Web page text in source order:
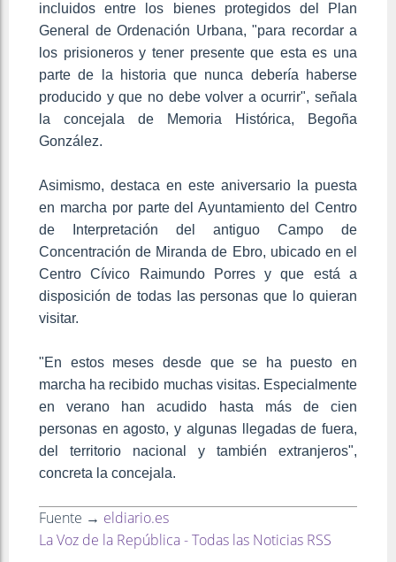
incluidos entre los bienes protegidos del Plan
General de Ordenación Urbana, "para recordar a
los prisioneros y tener presente que esta es una
parte de la historia que nunca debería haberse
producido y que no debe volver a ocurrir", señala
la concejala de Memoria Histórica, Begoña
González.
Asimismo, destaca en este aniversario la puesta
en marcha por parte del Ayuntamiento del Centro
de Interpretación del antiguo Campo de
Concentración de Miranda de Ebro, ubicado en el
Centro Cívico Raimundo Porres y que está a
disposición de todas las personas que lo quieran
visitar.
"En estos meses desde que se ha puesto en
marcha ha recibido muchas visitas. Especialmente
en verano han acudido hasta más de cien
personas en agosto, y algunas llegadas de fuera,
del territorio nacional y también extranjeros",
concreta la concejala.
Fuente → eldiario.es
La Voz de la República - Todas las Noticias RSS